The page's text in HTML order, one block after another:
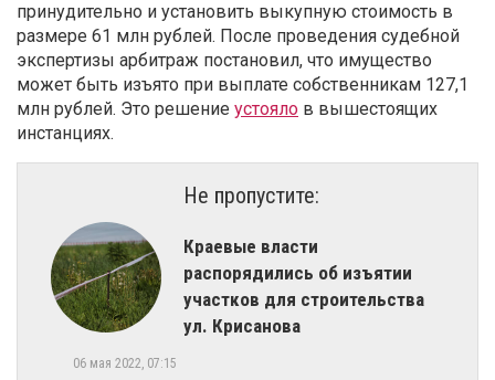
принудительно и установить выкупную стоимость в
размере 61 млн рублей. После проведения судебной
экспертизы арбитраж постановил, что имущество
может быть изъято при выплате собственникам 127,1
млн рублей. Это решение устояло в вышестоящих
инстанциях.
Не пропустите:
Краевые власти
распорядились об изъятии
участков для строительства
ул. Крисанова
06 мая 2022, 07:15